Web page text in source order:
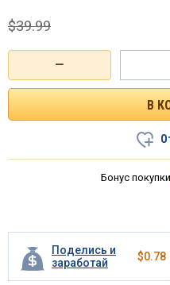
−
$39.99
Бонус
Поделись и
заработай
$0.78